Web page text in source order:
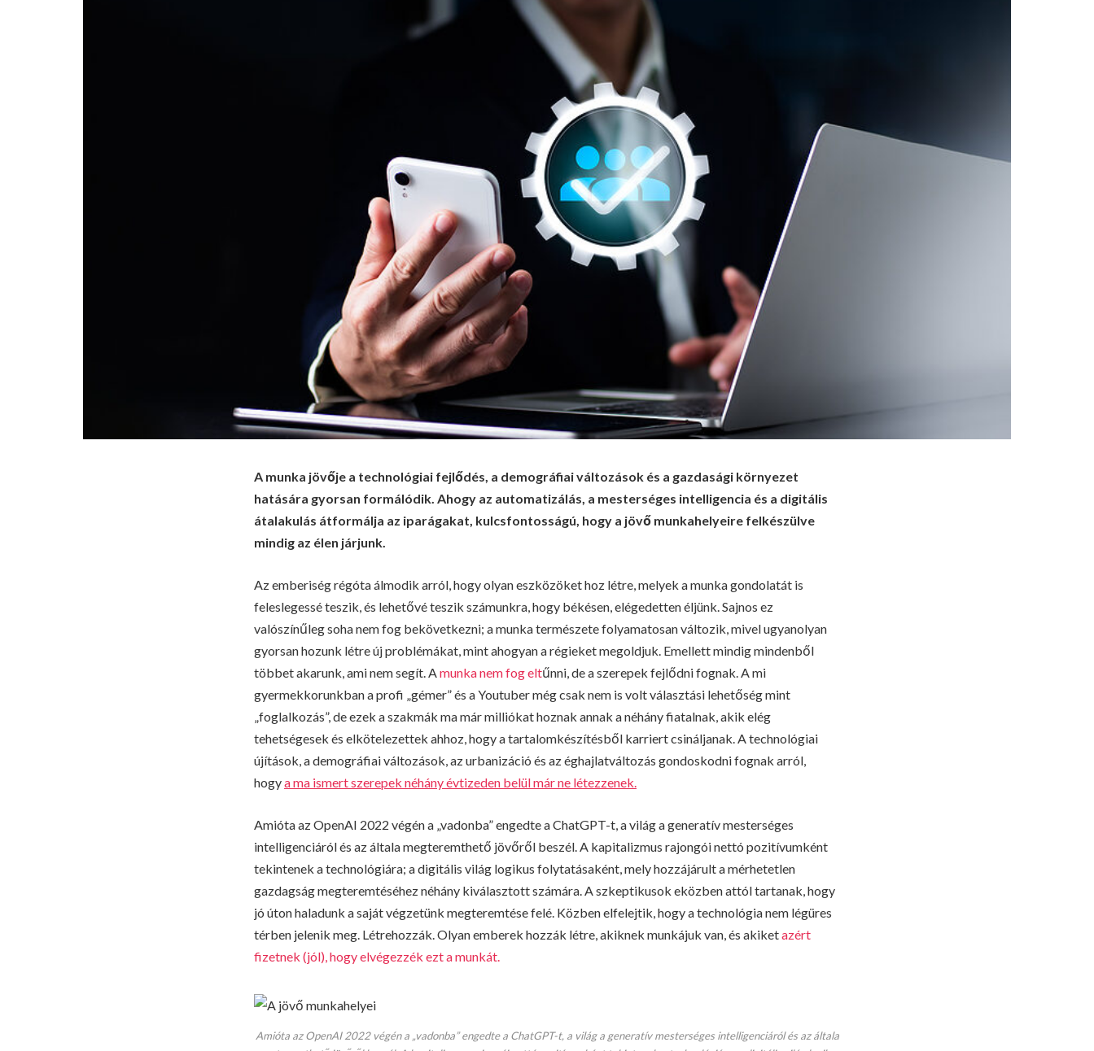
A munka jövője a technológiai fejlődés, a demográfiai változások és a gazdasági környezet
hatására gyorsan formálódik. Ahogy az automatizálás, a mesterséges intelligencia és a digitális
átalakulás átformálja az iparágakat, kulcsfontosságú, hogy a jövő munkahelyeire felkészülve
mindig az élen járjunk.
Az emberiség régóta álmodik arról, hogy olyan eszközöket hoz létre, melyek a munka gondolatát is
feleslegessé teszik, és lehetővé teszik számunkra, hogy békésen, elégedetten éljünk. Sajnos ez
valószínűleg soha nem fog bekövetkezni; a munka természete folyamatosan változik, mivel ugyanolyan
gyorsan hozunk létre új problémákat, mint ahogyan a régieket megoldjuk. Emellett mindig mindenből
többet akarunk, ami nem segít. Amunka nem fog eltűnni, de a szerepek fejlődni fognak. A mi
gyermekkorunkban a profi „gémer” és a Youtuber még csak nem is volt választási lehetőség mint
„foglalkozás”, de ezek a szakmák ma már milliókat hoznak annak a néhány fiatalnak, akik elég
tehetségesek és elkötelezettek ahhoz, hogy a tartalomkészítésből karriert csináljanak. A technológiai
újítások, a demográfiai változások, az urbanizáció és az éghajlatváltozás gondoskodni fognak arról,
hogya ma ismert szerepek néhány évtizeden belül már ne létezzenek.
Amióta az OpenAI 2022 végén a „vadonba” engedte a ChatGPT-t, a világ a generatív mesterséges
intelligenciáról és az általa megteremthető jövőről beszél. A kapitalizmus rajongói nettó pozitívumként
tekintenek a technológiára; a digitális világ logikus folytatásaként, mely hozzájárult a mérhetetlen
gazdagság megteremtéséhez néhány kiválasztott számára. A szkeptikusok eközben attól tartanak, hogy
jó úton haladunk a saját végzetünk megteremtése felé. Közben elfelejtik, hogy a technológia nem légüres
térben jelenik meg. Létrehozzák. Olyan emberek hozzák létre, akiknek munkájuk van, és akiketazért
fizetnek (jól), hogy elvégezzék ezt a munkát.
Amióta az OpenAI 2022 végén a „vadonba” engedte a ChatGPT-t, a világ a generatív mesterséges intelligenciáról és az általa